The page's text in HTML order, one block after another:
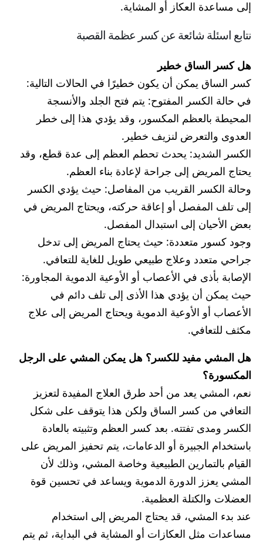
إلى مساعدة العكاز أو المشاية.
نتابع اسئلة شائعة عن كسر عظمة القصبة
هل كسر الساق خطير
كسر الساق يمكن أن يكون خطيرًا في الحالات التالية:
في حالة الكسر المفتوح: يتم فتح الجلد والأنسجة
المحيطة بالعظم المكسور، وقد يؤدي هذا إلى خطر
العدوى والتعرض لنزيف خطير.
الكسر الشديد: يحدث تحطم العظم إلى عدة قطع، وقد
يحتاج المريض إلى جراحة لإعادة بناء العظم.
وحالة الكسر القريب من المفاصل: حيث يؤدي الكسر
إلى تلف المفصل أو إعاقة حركته، ويحتاج المريض في
بعض الأحيان إلى استبدال المفصل.
وجود كسور متعددة: حيث يحتاج المريض إلى تدخل
جراحي متعدد وعلاج طبيعي طويل للغاية للتعافي.
الإصابة بأذى في الأعصاب أو الأوعية الدموية المجاورة:
حيث يمكن أن يؤدي هذا الأذى إلى تلف دائم في
الأعصاب أو الأوعية الدموية ويحتاج المريض إلى علاج
مكثف للتعافي.
هل المشي مفيد للكسر؟ هل يمكن المشي على الرجل
المكسورة؟
نعم، المشي يعد من أحد طرق العلاج المفيدة لتعزيز
التعافي من كسر الساق ولكن هذا يتوقف على شكل
الكسر ومدى تفتته. بعد كسر العظم وتثبيته بالعادة
باستخدام الجبيرة أو الدعامات، يتم تحفيز المريض على
القيام بالتمارين الطبيعية وخاصة المشي، وذلك لأن
المشي يعزز الدورة الدموية ويساعد في تحسين قوة
العضلات والكتلة العظمية.
عند بدء المشي، قد يحتاج المريض إلى استخدام
مساعدات مثل العكازات أو المشاية في البداية، ثم يتم